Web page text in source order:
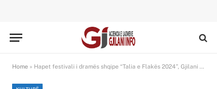
Home » Hapet festivali i dramës shqipe “Talia e Flakës 2024”, Gjilani mirëpret teatrot nga gjeografia mbarëshqiptare